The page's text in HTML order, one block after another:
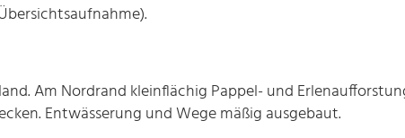
Am Nordrand kleinflächig Pappel- und
Entwässerung und Wege mäßig ausgebaut.